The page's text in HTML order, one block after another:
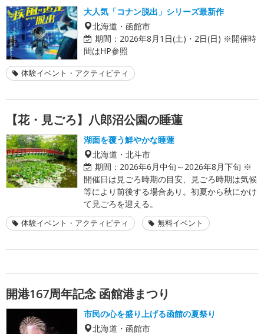
大人気「コナン脱出」シリーズ最新作
北海道・函館市
期間： 2026年8月1日(土)・2日(日) ※開催時
間はHP参照
体験イベント・アクティビティ
【花・見ごろ】八郎沼公園の睡蓮
湖面を覆う鮮やかな睡蓮
北海道・北斗市
期間： 2026年6月中旬～2026年8月下旬 ※
開催日は見ごろ時期の目安、見ごろ時期は気候
等により前後する場合あり。初夏から秋にかけ
て見ごろを迎える。
体験イベント・アクティビティ 無料イベント
開港167周年記念 函館港まつり
市民の心を盛り上げる函館の夏祭り
北海道・函館市